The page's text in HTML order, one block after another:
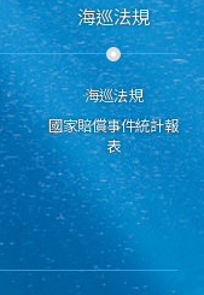
海巡法規
海巡法規
國家賠償事件統計報
表